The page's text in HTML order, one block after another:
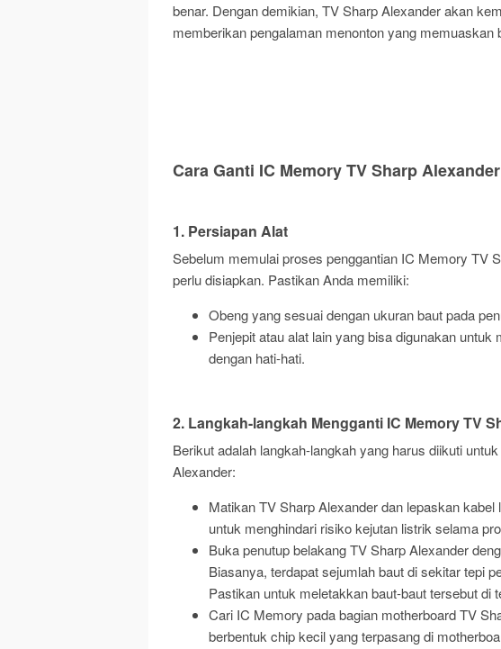
benar. Dengan demikian, TV Sharp Alexander akan
memberikan pengalaman menonton yang memuaskan
Cara Ganti IC Memory TV Sharp Alexander
1. Persiapan Alat
Sebelum memulai proses penggantian IC Memory TV
perlu disiapkan. Pastikan Anda memiliki:
Obeng yang sesuai dengan ukuran baut pada
Penjepit atau alat lain yang bisa digunakan
dengan hati-hati.
2. Langkah-langkah Mengganti IC Memory TV
Berikut adalah langkah-langkah yang harus diikuti
Alexander:
Matikan TV Sharp Alexander dan lepaskan
untuk menghindari risiko kejutan listrik selama
Buka penutup belakang TV Sharp Alexander
Biasanya, terdapat sejumlah baut di sekitar tepi
Pastikan untuk meletakkan baut-baut tersebut di
Cari IC Memory pada bagian motherboard TV
berbentuk chip kecil yang terpasang di